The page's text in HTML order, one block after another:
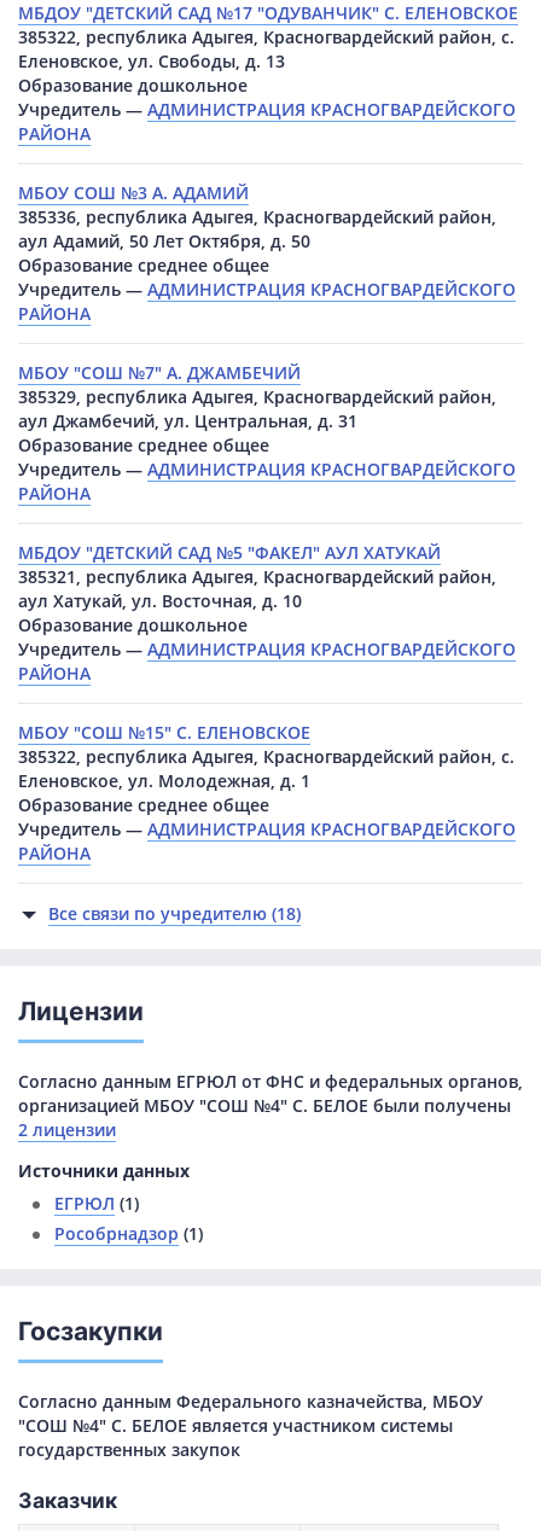
МБДОУ "ДЕТСКИЙ САД №17 "ОДУВАНЧИК" С. ЕЛЕНОВСКОЕ
385322, республика Адыгея, Красногвардейский район, с.
Еленовское, ул. Свободы, д. 13
Образование дошкольное
Учредитель — АДМИНИСТРАЦИЯ КРАСНОГВАРДЕЙСКОГО
РАЙОНА
МБОУ СОШ №3 А. АДАМИЙ
385336, республика Адыгея, Красногвардейский район,
аул Адамий, 50 Лет Октября, д. 50
Образование среднее общее
Учредитель — АДМИНИСТРАЦИЯ КРАСНОГВАРДЕЙСКОГО
РАЙОНА
МБОУ "СОШ №7" А. ДЖАМБЕЧИЙ
385329, республика Адыгея, Красногвардейский район,
аул Джамбечий, ул. Центральная, д. 31
Образование среднее общее
Учредитель — АДМИНИСТРАЦИЯ КРАСНОГВАРДЕЙСКОГО
РАЙОНА
МБДОУ "ДЕТСКИЙ САД №5 "ФАКЕЛ" АУЛ ХАТУКАЙ
385321, республика Адыгея, Красногвардейский район,
аул Хатукай, ул. Восточная, д. 10
Образование дошкольное
Учредитель — АДМИНИСТРАЦИЯ КРАСНОГВАРДЕЙСКОГО
РАЙОНА
МБОУ "СОШ №15" С. ЕЛЕНОВСКОЕ
385322, республика Адыгея, Красногвардейский район, с.
Еленовское, ул. Молодежная, д. 1
Образование среднее общее
Учредитель — АДМИНИСТРАЦИЯ КРАСНОГВАРДЕЙСКОГО
РАЙОНА
Все связи по учредителю (18)
Лицензии
Согласно данным ЕГРЮЛ от ФНС и федеральных органов,
организацией МБОУ "СОШ №4" С. БЕЛОЕ были получены
2 лицензии
Источники данных
ЕГРЮЛ (1)
Рособрнадзор (1)
Госзакупки
Согласно данным Федерального казначейства, МБОУ
"СОШ №4" С. БЕЛОЕ является участником системы
государственных закупок
Заказчик